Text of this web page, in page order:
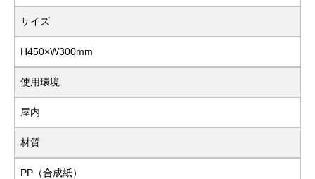
サイズ
H450×W300mm
使用環境
屋内
材質
PP（合成紙）